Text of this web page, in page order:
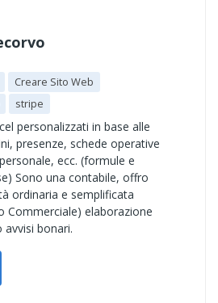
Creare Sito Web
stripe
personalizzati in base alle
presenze, schede operative
ecc. (formule e
Sono una contabile, offro
ordinaria e semplificata
Commerciale) elaborazione
avvisi bonari.